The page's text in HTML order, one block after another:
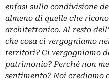
enfasi sulla condivisione
almeno di quelle che
architettonico. Al resto
che cosa ci vergogniamo
territori? Ci vergogniamo
patrimonio? Perché non
sentimento? Noi crediamo